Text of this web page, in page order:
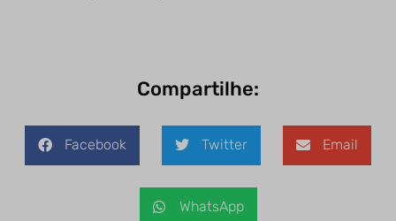
Compartilhe:
Facebook Twitter Email
WhatsApp